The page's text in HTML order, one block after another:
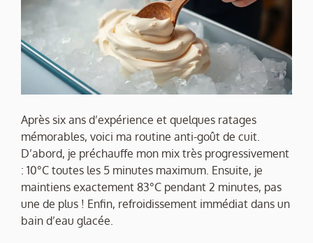
Après six ans d’expérience et quelques ratages
mémorables, voici ma routine anti-goût de cuit.
D’abord, je préchauffe mon mix très progressivement
: 10°C toutes les 5 minutes maximum. Ensuite, je
maintiens exactement 83°C pendant 2 minutes, pas
une de plus ! Enfin, refroidissement immédiat dans un
bain d’eau glacée.